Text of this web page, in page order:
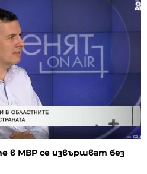
в МВР се извършват без